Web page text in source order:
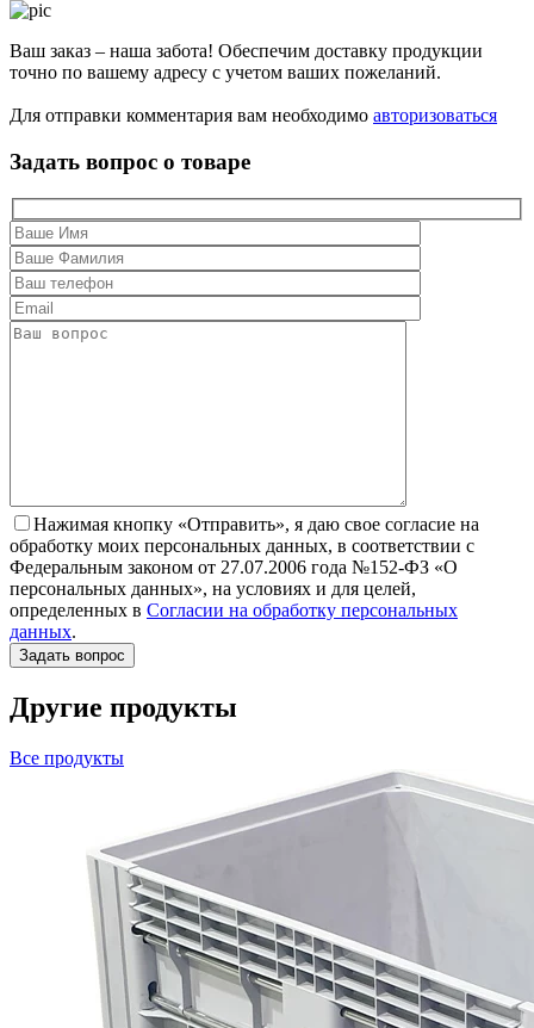
Ваш заказ – наша забота! Обеспечим доставку продукции
точно по вашему адресу с учетом ваших пожеланий.
Для отправки комментария вам необходимо авторизоваться
Задать вопрос о товаре
Нажимая кнопку «Отправить», я даю свое согласие на
обработку моих персональных данных, в соответствии с
Федеральным законом от 27.07.2006 года №152-ФЗ «О
персональных данных», на условиях и для целей,
определенных в Согласии на обработку персональных
данных.
Другие продукты
Все продукты